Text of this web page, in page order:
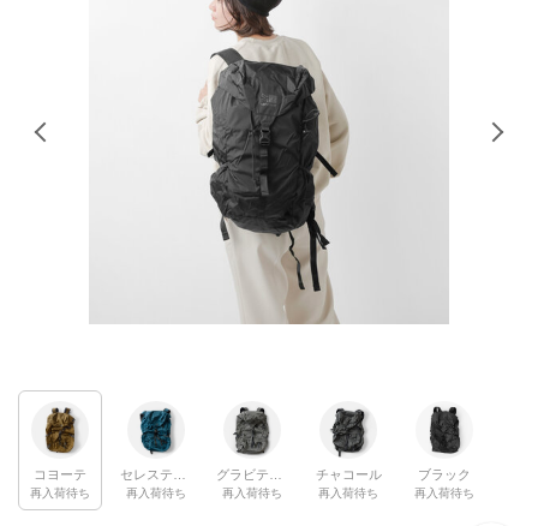
コヨーテ
再入荷待ち 再入荷待ち 再入荷待ち
チャコール
再入荷待ち
ブラック
再入荷待ち